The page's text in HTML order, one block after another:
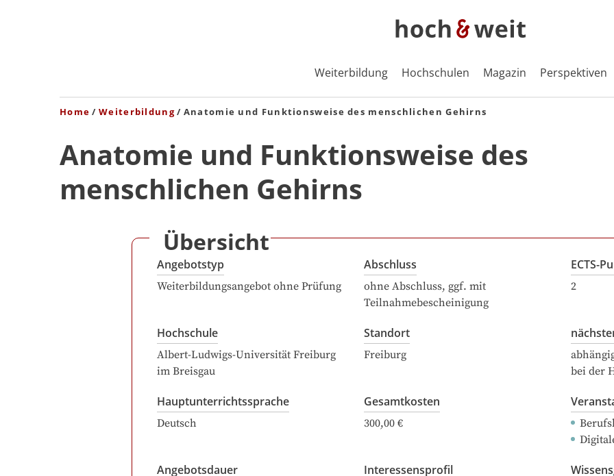
Weiterbildung Hochschulen Magazin Perspektiven
Home Weiterbildung Anatomie und Funktionsweise des menschlichen Gehirns
Anatomie und Funktionsweise des
menschlichen Gehirns
Übersicht
Angebotstyp
Weiterbildungsangebot ohne Prüfung
Abschluss
ohne Abschluss, ggf. mit
Teilnahmebescheinigung
ECTS-
2
Hochschule
Albert-Ludwigs-Universität Freiburg
im Breisgau
Standort
Freiburg
bei der
Hauptunterrichtssprache
Deutsch
Gesamtkosten
300,00 €
Angebotsdauer Interessensprofil